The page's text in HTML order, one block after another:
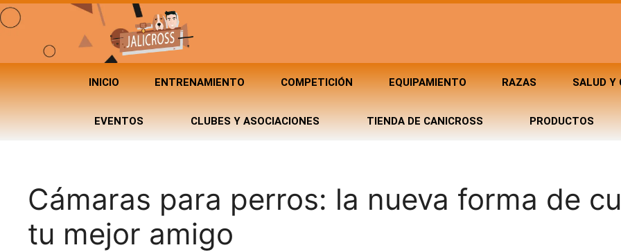
INICIO ENTRENAMIENTO COMPETICIÓN EQUIPAMIENTO RAZAS SALUD Y
EVENTOS CLUBES Y ASOCIACIONES TIENDA DE CANICROSS PRODUCTOS
Cámaras para perros: la nueva forma de
tu mejor amigo